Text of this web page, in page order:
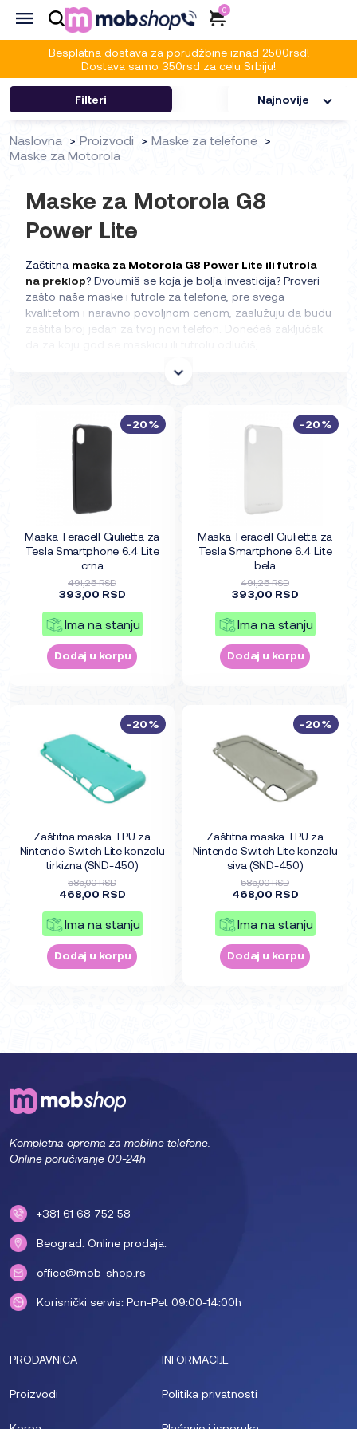
0
Besplatna dostava za porudžbine iznad 2500rsd!
Dostava samo 350rsd za celu Srbiju!
Filteri Najnovije
Naslovna Proizvodi
Maske za telefone
Maske za Motorola
Maske za Motorola G8
Power Lite
Zaštitna maska za Motorola G8 Power Lite ili futrola
na preklop? Dvoumiš se koja je bolja investicija? Proveri
zašto naše maske i futrole za telefone, pre svega
kvalitetom i naravno povoljnom cenom, zaslužuju da budu
zaštita broj jedan za tvoj novi telefon. Donećeš zaključak
Maska Teracell Giulietta za
Tesla Smartphone 6.4 Lite
crna
491,25 RSD
393,00 RSD
Ima na stanju
Dodaj u korpu
-20%
Maska Teracell Giulietta za
Tesla Smartphone 6.4 Lite
bela
491,25 RSD
393,00 RSD
Ima na stanju
Dodaj u korpu
-20%
Zaštitna maska TPU za
Nintendo Switch Lite konzolu
tirkizna (SND-450)
585,00 RSD
468,00 RSD
Ima na stanju
Dodaj u korpu
-20%
Zaštitna maska TPU za
Nintendo Switch Lite konzolu
siva (SND-450)
585,00 RSD
468,00 RSD
Ima na stanju
Dodaj u korpu
-20%
Kompletna oprema za mobilne telefone.
Online poručivanje 00-24h
+381 61 68 752 58
Beograd. Online prodaja.
office@mob-shop.rs
Korisnički servis: Pon-Pet 09:00-14:00h
PRODAVNICA
Proizvodi
INFORMACIJE
Politika privatnosti